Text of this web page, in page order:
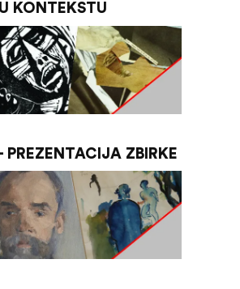
KONTEKSTU
PREZENTACIJA ZBIRKE